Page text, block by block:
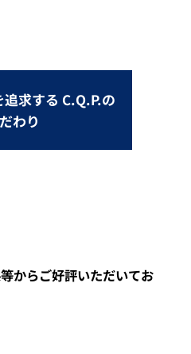
追求する C.Q.P.の
わり
からご好評いただいてお